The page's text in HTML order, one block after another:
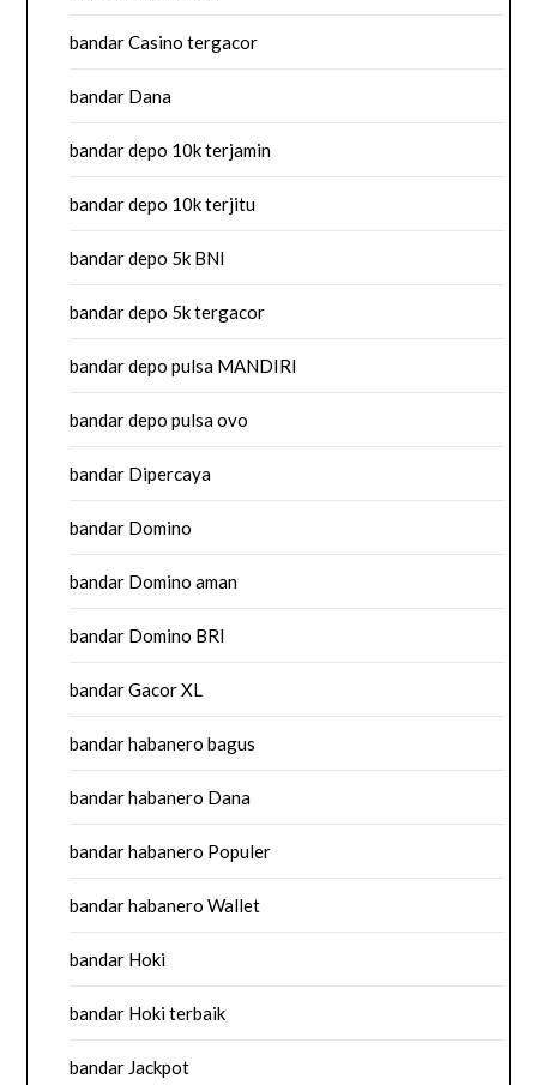
bandar Casino tergacor
bandar Dana
bandar depo 10k terjamin
bandar depo 10k terjitu
bandar depo 5k BNI
bandar depo 5k tergacor
bandar depo pulsa MANDIRI
bandar depo pulsa ovo
bandar Dipercaya
bandar Domino
bandar Domino aman
bandar Domino BRI
bandar Gacor XL
bandar habanero bagus
bandar habanero Dana
bandar habanero Populer
bandar habanero Wallet
bandar Hoki
bandar Hoki terbaik
bandar Jackpot